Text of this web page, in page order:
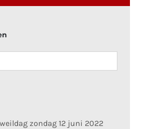
zondag 12 juni 2022